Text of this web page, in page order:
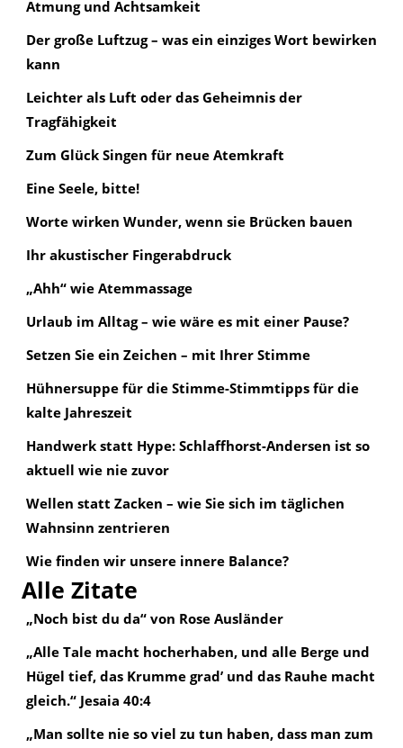
Atmung und Achtsamkeit
Der große Luftzug – was ein einziges Wort bewirken
kann
Leichter als Luft oder das Geheimnis der
Tragfähigkeit
Zum Glück Singen für neue Atemkraft
Eine Seele, bitte!
Worte wirken Wunder, wenn sie Brücken bauen
Ihr akustischer Fingerabdruck
„Ahh“ wie Atemmassage
Urlaub im Alltag – wie wäre es mit einer Pause?
Setzen Sie ein Zeichen – mit Ihrer Stimme
Hühnersuppe für die Stimme-Stimmtipps für die
kalte Jahreszeit
Handwerk statt Hype: Schlaffhorst-Andersen ist so
aktuell wie nie zuvor
Wellen statt Zacken – wie Sie sich im täglichen
Wahnsinn zentrieren
Wie finden wir unsere innere Balance?
Alle Zitate
„Noch bist du da“ von Rose Ausländer
„Alle Tale macht hocherhaben, und alle Berge und
Hügel tief, das Krumme grad’ und das Rauhe macht
gleich.“ Jesaia 40:4
„Man sollte nie so viel zu tun haben, dass man zum